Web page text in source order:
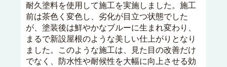
耐久塗料を使用して施工を実施しました。施工
前は茶色く変色し、劣化が目立つ状態でした
が、塗装後は鮮やかなブルーに生まれ変わり、
まるで新設屋根のような美しい仕上がりとなり
ました。このような施工は、見た目の改善だけ
でなく、防水性や耐候性を大幅に向上させる効